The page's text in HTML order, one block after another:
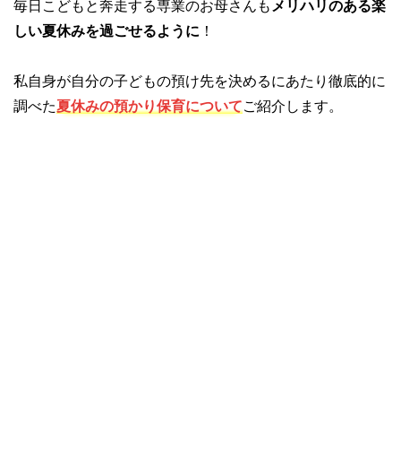
毎日こどもと奔走する専業のお母さんも メリハリのある楽
しい夏休みを過ごせるように ！
私自身が自分の子どもの預け先を決めるにあたり徹底的に
調べた夏休みの預かり保育についてご紹介します。